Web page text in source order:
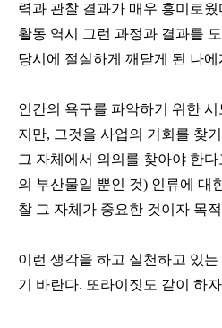
력과 관찰 결과가 매우 흥미로
활동 역시 그런 과정과 결과를
당시에 절실하게 깨닫게 된 나
인간의 욕구를 파악하기 위한
지만, 그것을 사업의 기회를 찾
그 자체에서 의의를 찾아야 한
의 부산물일 뿐인 것) 인류에 대
찰 그 자체가 중요한 것이자 목
이런 생각을 하고 실천하고 있
기 바란다. 또라이짓도 같이 하